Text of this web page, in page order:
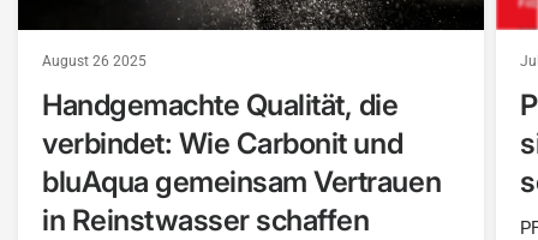
August 26 2025
Handgemachte Qualität, die
verbindet: Wie Carbonit und
bluAqua gemeinsam Vertrauen
in Reinstwasser schaffen